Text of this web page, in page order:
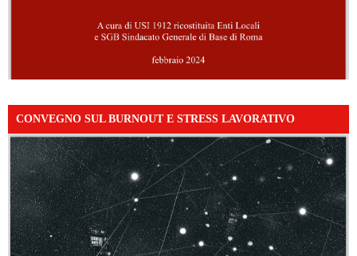
CONVEGNO SUL BURNOUT E STRESS LAVORATIVO